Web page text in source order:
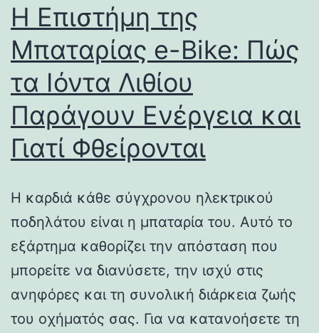
Η Επιστήμη της
Μπαταρίας e-Bike: Πώς
τα Ιόντα Λιθίου
Παράγουν Ενέργεια και
Γιατί Φθείρονται
Η καρδιά κάθε σύγχρονου ηλεκτρικού
ποδηλάτου είναι η μπαταρία του. Αυτό το
εξάρτημα καθορίζει την απόσταση που
μπορείτε να διανύσετε, την ισχύ στις
ανηφόρες και τη συνολική διάρκεια ζωής
του οχήματός σας. Για να κατανοήσετε τη